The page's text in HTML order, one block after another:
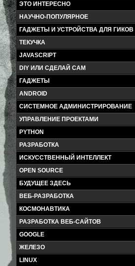
ЭТО ИНТЕРЕСНО
НАУЧНО-ПОПУЛЯРНОЕ
ГАДЖЕТЫ И УСТРОЙСТВА ДЛЯ ГИКОВ
ТЕКУЧКА
JAVASCRIPT
DIY ИЛИ СДЕЛАЙ САМ
ГАДЖЕТЫ
ANDROID
СИСТЕМНОЕ АДМИНИСТРИРОВАНИЕ
УПРАВЛЕНИЕ ПРОЕКТАМИ
PYTHON
РАЗРАБОТКА
ИСКУССТВЕННЫЙ ИНТЕЛЛЕКТ
OPEN SOURCE
БУДУЩЕЕ ЗДЕСЬ
ВЕБ-РАЗРАБОТКА
КОСМОНАВТИКА
РАЗРАБОТКА ВЕБ-САЙТОВ
GOOGLE
ЖЕЛЕЗО
LINUX